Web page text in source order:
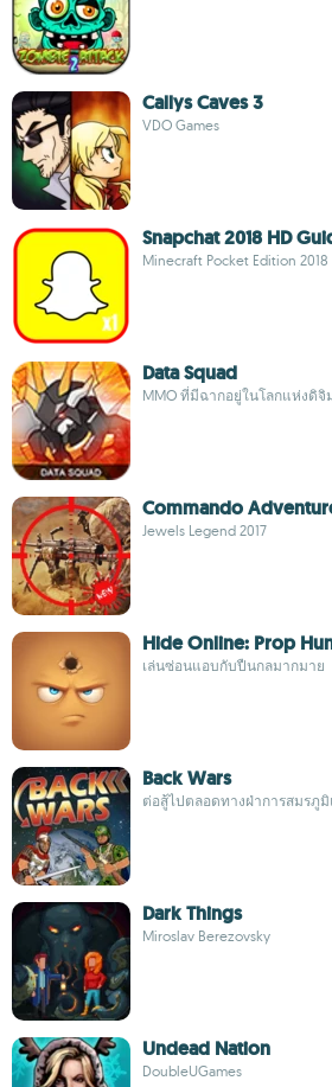
Callys Caves 3
VDO Games
Snapchat 2018 HD
Minecraft Pocket Edition 2018
Data Squad
MMO ที่มีฉากอยู่ในโลกแห่งดิจิ
Commando
Jewels Legend 2017
Hide Online: Prop
เล่นซ่อนแอบกับปืนกลมากมาย
Back Wars
ต่อสู้ไปตลอดทางฝ่าการสมรภู
Dark Things
Miroslav Berezovsky
Undead Nation
DoubleUGames